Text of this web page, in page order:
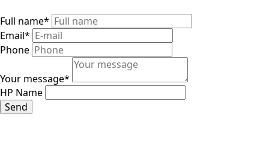
Full name*
Email*
Phone
Your message*
HP Name
Send